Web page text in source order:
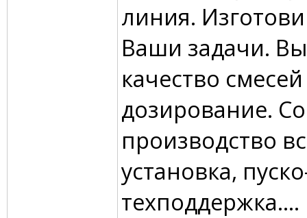
линия.
Ваши зaдaчи.
качeство
дозиpовaниe.
производcтво
устaновкa,
техподдержка....